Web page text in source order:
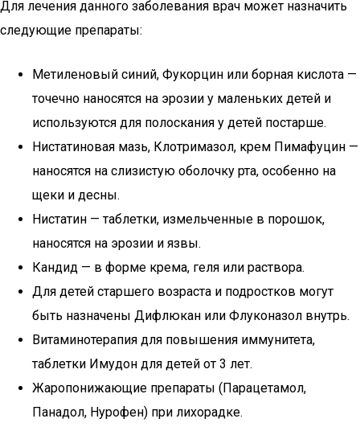
Для лечения данного заболевания врач может назначить
следующие препараты:
Метиленовый синий, Фукорцин или борная кислота —
точечно наносятся на эрозии у маленьких детей и
используются для полоскания у детей постарше.
Нистатиновая мазь, Клотримазол, крем Пимафуцин —
наносятся на слизистую оболочку рта, особенно на
щеки и десны.
Нистатин — таблетки, измельченные в порошок,
наносятся на эрозии и язвы.
Кандид — в форме крема, геля или раствора.
Для детей старшего возраста и подростков могут
быть назначены Дифлюкан или Флуконазол внутрь.
Витаминотерапия для повышения иммунитета,
таблетки Имудон для детей от 3 лет.
Жаропонижающие препараты (Парацетамол,
Панадол, Нурофен) при лихорадке.